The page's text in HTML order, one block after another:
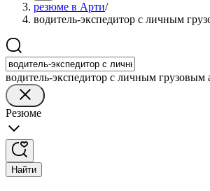
резюме в Арти/
водитель-экспедитор с личным
водитель-экспедитор с личным грузовым
Резюме
Найти